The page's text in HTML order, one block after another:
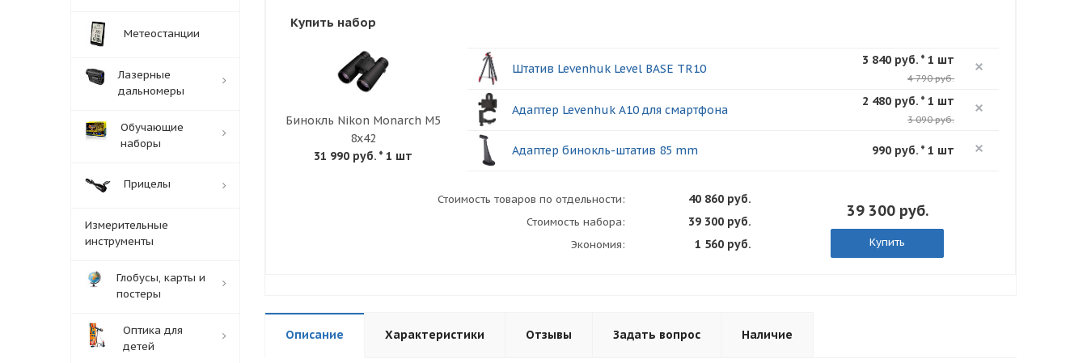
Купить набор
Бинокль Nikon Monarch M5
8x42
31 990 руб.* 1 шт
Штатив Levenhuk Level BASE TR10
3 840 руб. * 1 шт
4 790 руб.
Адаптер Levenhuk A10 для смартфона
2 480 руб. * 1 шт
3 090 руб.
Адаптер бинокль-штатив 85 mm 990 руб. * 1 шт
Стоимость товаров по отдельности: 40 860 руб.
Стоимость набора: 39 300 руб.
Экономия: 1 560 руб.
39 300 руб.
Купить
Описание Характеристики Отзывы Задать вопрос Наличие
Метеостанции
Лазерные
дальномеры
Обучающие
наборы
Прицелы
Измерительные
инструменты
Глобусы, карты и
постеры
Оптика для
детей